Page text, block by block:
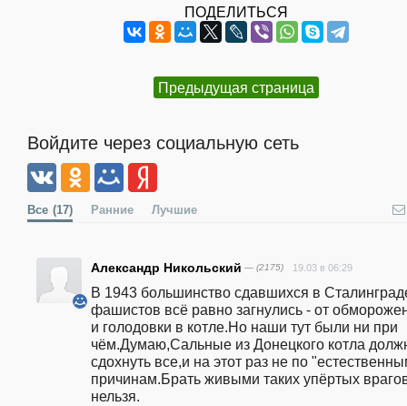
ПОДЕЛИТЬСЯ
Предыдущая страница
Войдите через социальную сеть
Все (17) Ранние Лучшие
Александр Никольский — (2175) 19.03 в 06:29
В 1943 большинство сдавшихся в
фашистов всё равно загнулись - от
и голодовки в котле.Но наши тут были ни при
чём.Думаю,Сальные из Донецкого котла
сдохнуть все,и на этот раз не по
причинам.Брать живыми таких упёртых
нельзя.